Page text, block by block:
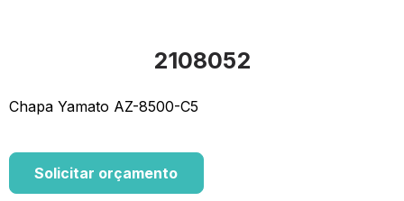
2108052
Chapa Yamato AZ-8500-C5
Solicitar orçamento